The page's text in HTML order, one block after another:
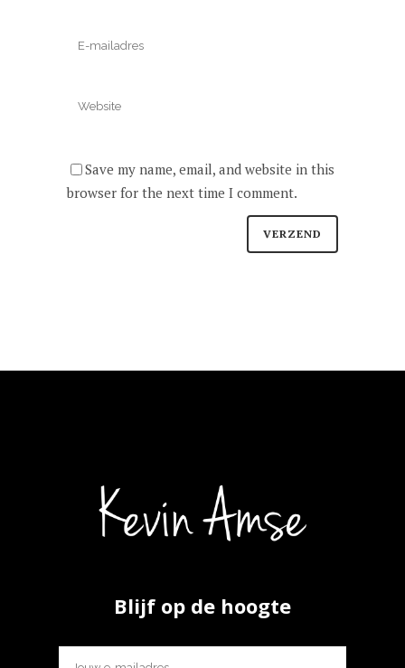
Save my name, email, and website in this
browser for the next time I comment.
Blijf op de hoogte